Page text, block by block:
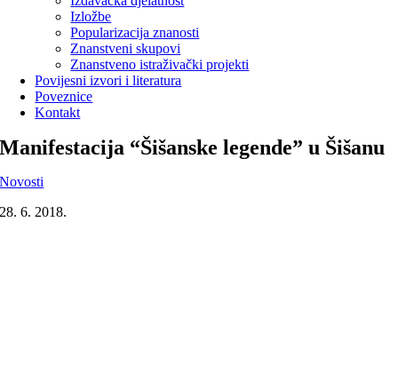
Izložbe
Popularizacija znanosti
Znanstveni skupovi
Znanstveno istraživački projekti
Povijesni izvori i literatura
Poveznice
Kontakt
Manifestacija “Šišanske legende” u Šišanu
Novosti
28. 6. 2018.